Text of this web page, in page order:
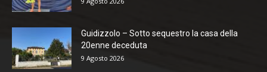
Guidizzolo – Sotto sequestro la casa della
20enne deceduta
9 Agosto 2026